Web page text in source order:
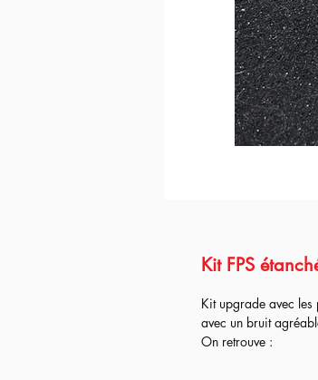
Kit FPS
Kit upgrade avec les
avec un bruit
On retrouve :